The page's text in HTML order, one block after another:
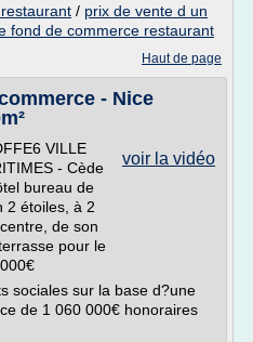
/ prix de vente d un
fond de commerce restaurant
Haut de page
- Nice
voir la vidéo
VILLE
- Cède
bureau de
2 étoiles, à 2
de son
pour le
sociales sur la base d?une
de 1 060 000€ honoraires